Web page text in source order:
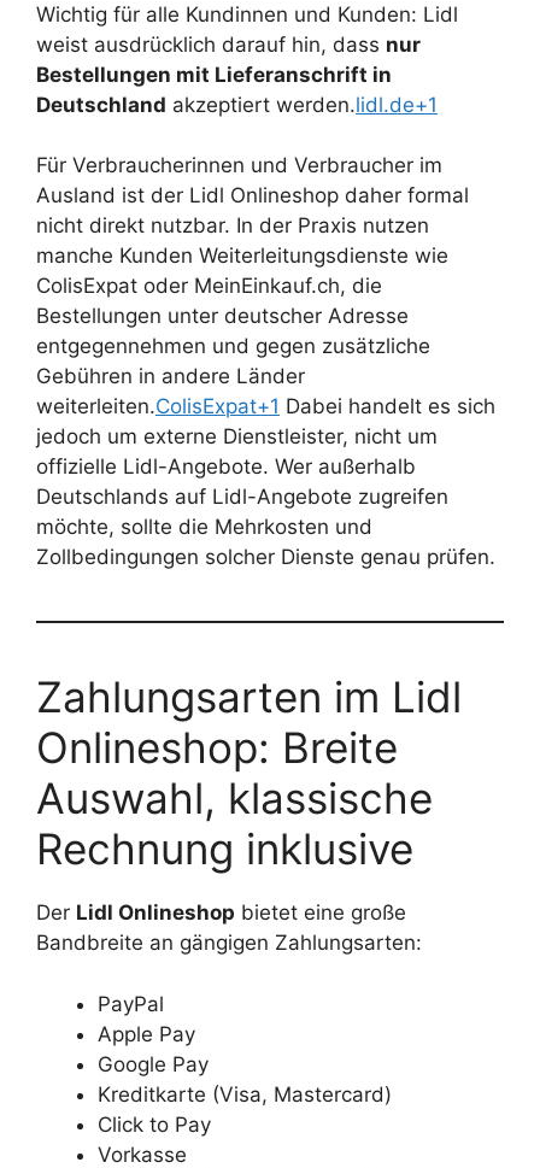
Wichtig für alle Kundinnen und Kunden: Lidl
weist ausdrücklich darauf hin, dass nur
Bestellungen mit Lieferanschrift in
Deutschland akzeptiert werden.lidl.de+1
Für Verbraucherinnen und Verbraucher im
Ausland ist der Lidl Onlineshop daher formal
nicht direkt nutzbar. In der Praxis nutzen
manche Kunden Weiterleitungsdienste wie
ColisExpat oder MeinEinkauf.ch, die
Bestellungen unter deutscher Adresse
entgegennehmen und gegen zusätzliche
Gebühren in andere Länder
weiterleiten.ColisExpat+1 Dabei handelt es sich
jedoch um externe Dienstleister, nicht um
offizielle Lidl-Angebote. Wer außerhalb
Deutschlands auf Lidl-Angebote zugreifen
möchte, sollte die Mehrkosten und
Zollbedingungen solcher Dienste genau prüfen.
Zahlungsarten im Lidl
Onlineshop: Breite
Auswahl, klassische
Rechnung inklusive
Der Lidl Onlineshop bietet eine große
Bandbreite an gängigen Zahlungsarten:
PayPal
Apple Pay
Google Pay
Kreditkarte (Visa, Mastercard)
Click to Pay
Vorkasse